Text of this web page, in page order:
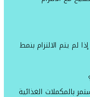
لم يتم الالتزام بنمط
بالمكملات الغذائية